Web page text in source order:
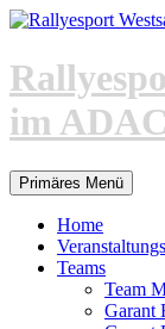
Zum
springen
im ADAC
Suchen
Primäres Menü
Home
Teams
Team
Garant